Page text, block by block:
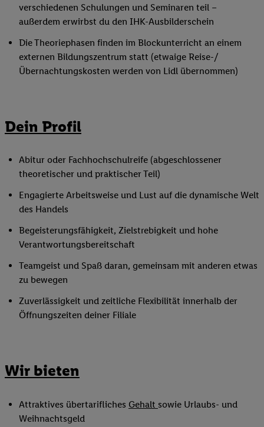
verschiedenen Schulungen und Seminaren teil –
außerdem erwirbst du den IHK-Ausbilderschein
Die Theoriephasen finden im Blockunterricht an einem
externen Bildungszentrum statt (etwaige Reise-/
Übernachtungskosten werden von Lidl übernommen)
Dein Profil
Abitur oder Fachhochschulreife (abgeschlossener
theoretischer und praktischer Teil)
Engagierte Arbeitsweise und Lust auf die dynamische Welt
des Handels
Begeisterungsfähigkeit, Zielstrebigkeit und hohe
Verantwortungsbereitschaft
Teamgeist und Spaß daran, gemeinsam mit anderen etwas
zu bewegen
Zuverlässigkeit und zeitliche Flexibilität innerhalb der
Öffnungszeiten deiner Filiale
Wir bieten
Attraktives übertarifliches Gehalt sowie Urlaubs- und
Weihnachtsgeld